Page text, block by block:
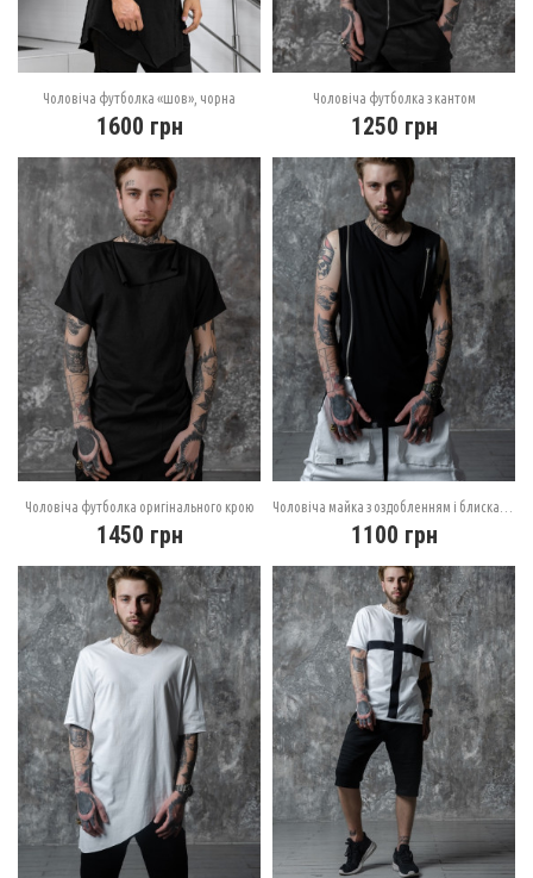
Чоловіча футболка «шов», чорна
1600 грн
Чоловіча футболка з кантом
1250 грн
Чоловіча футболка оригінального крою
1450 грн 1100 грн